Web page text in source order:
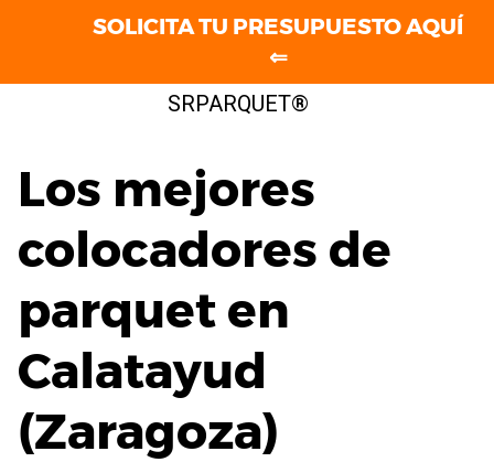
SRPARQUET®
Los mejores
colocadores de
parquet en
Calatayud
(Zaragoza)
SOLICITA TU PRESUPUESTO AQUÍ
⇐